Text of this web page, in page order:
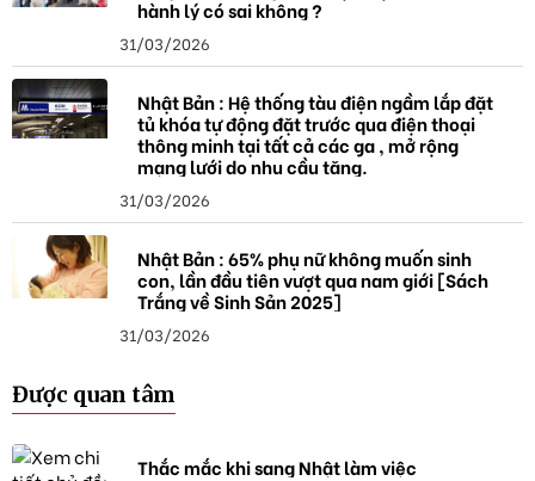
hành lý có sai không ?
31/03/2026
Nhật Bản : Hệ thống tàu điện ngầm lắp đặt
tủ khóa tự động đặt trước qua điện thoại
thông minh tại tất cả các ga , mở rộng
mạng lưới do nhu cầu tăng.
31/03/2026
Nhật Bản : 65% phụ nữ không muốn sinh
con, lần đầu tiên vượt qua nam giới [Sách
Trắng về Sinh Sản 2025]
31/03/2026
Được quan tâm
Thắc mắc khi sang Nhật làm việc